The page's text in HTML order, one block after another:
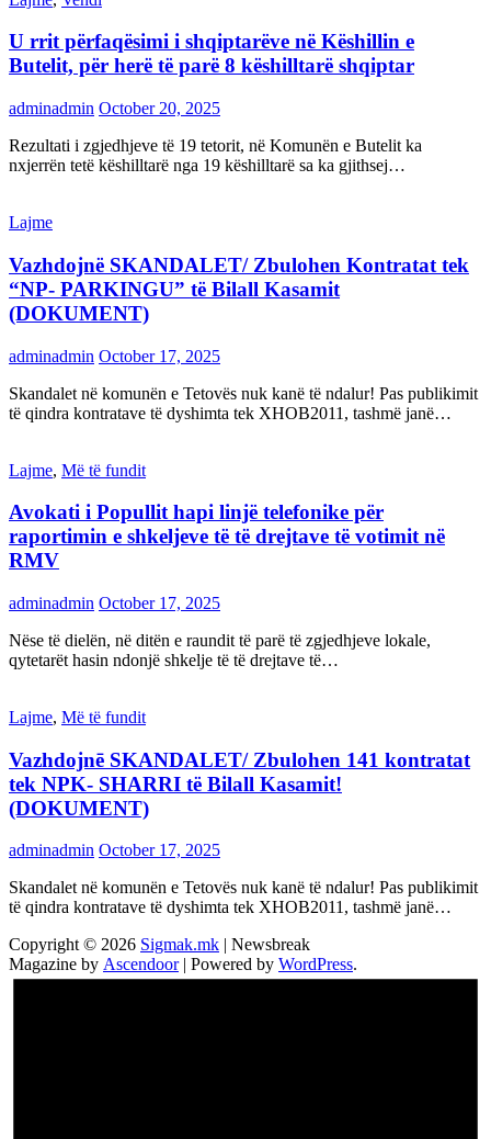
U rrit përfaqësimi i shqiptarëve në Këshillin e
Butelit, për herë të parë 8 këshilltarë shqiptar
adminadmin October 20, 2025
Rezultati i zgjedhjeve të 19 tetorit, në Komunën e Butelit ka
nxjerrën tetë këshilltarë nga 19 këshilltarë sa ka gjithsej…
Lajme
Vazhdojnë SKANDALET/ Zbulohen Kontratat tek
“NP- PARKINGU” të Bilall Kasamit
(DOKUMENT)
adminadmin October 17, 2025
Skandalet në komunën e Tetovës nuk kanë të ndalur! Pas publikimit
të qindra kontratave të dyshimta tek XHOB2011, tashmë janë…
Lajme, Më të fundit
Avokati i Popullit hapi linjë telefonike për
raportimin e shkeljeve të të drejtave të votimit në
RMV
adminadmin October 17, 2025
Nëse të dielën, në ditën e raundit të parë të zgjedhjeve lokale,
qytetarët hasin ndonjë shkelje të të drejtave të…
Lajme, Më të fundit
Vazhdojnē SKANDALET/ Zbulohen 141 kontratat
tek NPK- SHARRI të Bilall Kasamit!
(DOKUMENT)
adminadmin October 17, 2025
Skandalet në komunën e Tetovës nuk kanë të ndalur! Pas publikimit
të qindra kontratave të dyshimta tek XHOB2011, tashmë janë…
Copyright © 2026 Sigmak.mk | Newsbreak
Magazine by Ascendoor| Powered by WordPress.